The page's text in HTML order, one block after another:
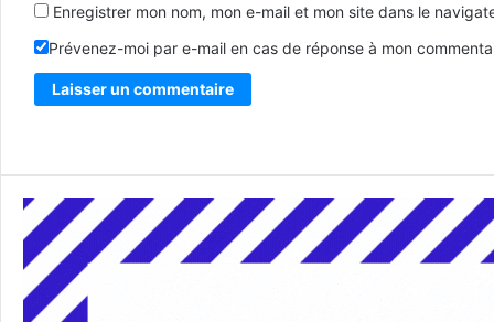
Enregistrer mon nom, mon e-mail et mon site dans le
Prévenez-moi par e-mail en cas de réponse à mon